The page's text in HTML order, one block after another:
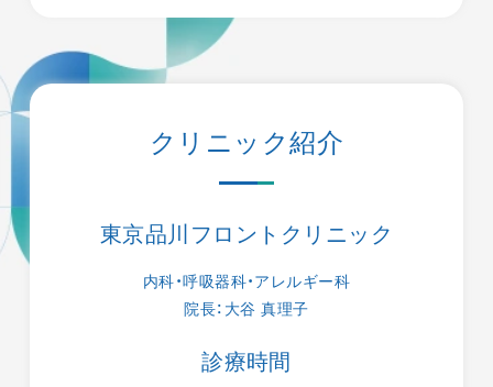
クリニック紹介
東京品川フロントクリニック
内科・呼吸器科・アレルギー科
院長：大谷 真理子
診療時間